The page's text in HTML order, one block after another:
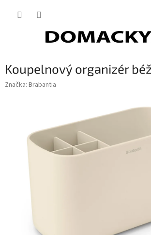
Koupelnový organizér
Značka: Brabantia